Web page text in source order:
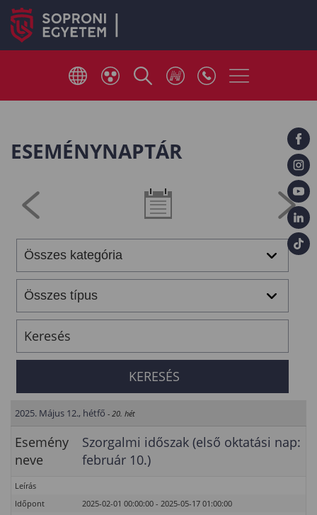
ESEMÉNYNAPTÁR
2025. Május 12., hétfő - 20. hét
Esemény
neve
Szorgalmi időszak (első oktatási nap:
február 10.)
Leírás
Időpont
2025-02-01 00:00:00 - 2025-05-17 01:00:00